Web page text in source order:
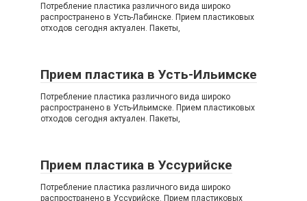
Потребление пластика различного вида широко
распространено в Усть-Лабинске. Прием пластиковых
отходов сегодня актуален. Пакеты,
Прием пластика в Усть-Ильимске
Потребление пластика различного вида широко
распространено в Усть-Ильимске. Прием пластиковых
отходов сегодня актуален. Пакеты,
Прием пластика в Уссурийске
Потребление пластика различного вида широко
распространено в Уссурийске. Прием пластиковых